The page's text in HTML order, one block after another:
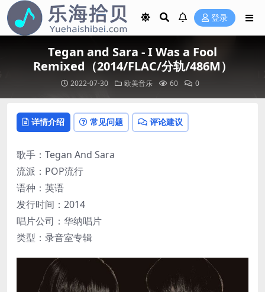
登录
Tegan and Sara - I Was a Fool
Remixed（2014/FLAC/分轨/486M）
2022-07-30 欧美音乐 60 0
详情介绍 常见问题 评论建议
歌手：Tegan And Sara
流派：POP流行
语种：英语
发行时间：2014
唱片公司：华纳唱片
类型：录音室专辑